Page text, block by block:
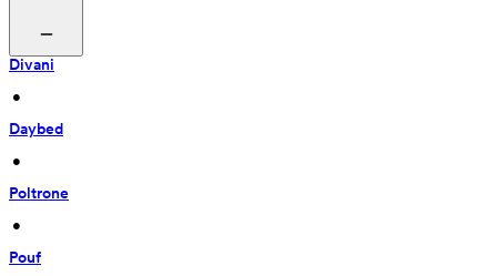
Divani
•
Daybed
•
Poltrone
•
Pouf